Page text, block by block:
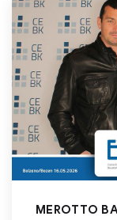
MEROTTO